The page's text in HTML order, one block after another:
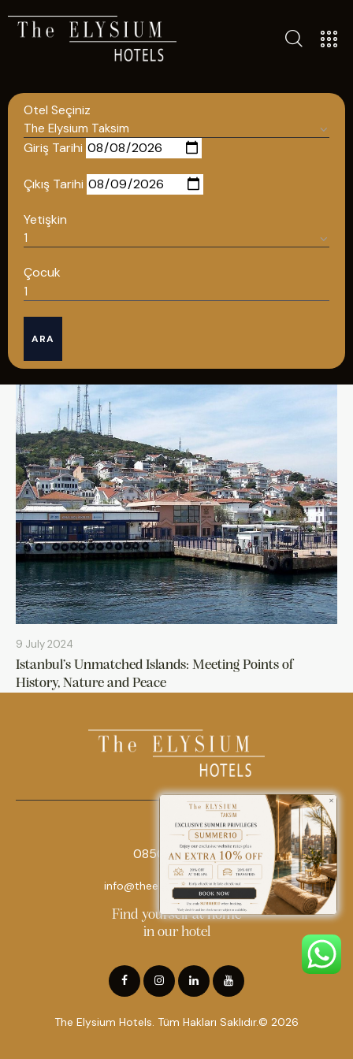
Otel Seçiniz
Giriş Tarihi
Çıkış Tarihi
Yetişkin
Çocuk
ARA
9 July 2024
Istanbul’s Unmatched Islands: Meeting Points of
History, Nature and Peace
0850 242 18 18
info@theelysiumhotels.com
Find yourself at home
in our hotel
The Elysium Hotels. Tüm Hakları Saklıdır.© 2026
ALL HOTELS
POLICIES
TÜRKÇE
English